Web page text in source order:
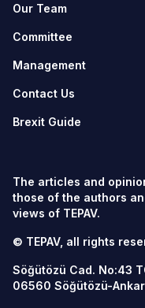
Our Team
Committee
Management
Contact Us
Brexit Guide
The articles and
those of the authors
views of TEPAV.
© TEPAV, all rights
Söğütözü Cad. No:43
06560 Söğütözü-